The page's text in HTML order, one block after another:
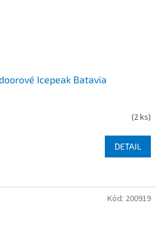
Icepeak Batavia
(2 ks)
DETAIL
Kód: 200919